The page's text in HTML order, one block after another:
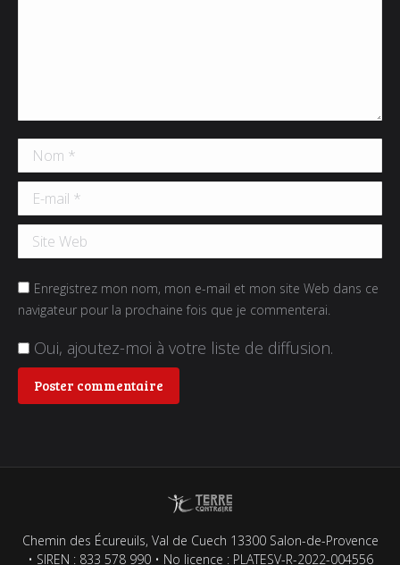
Nom *
E-mail *
Site Web
Enregistrez mon nom, mon e-mail et mon site Web dans ce
navigateur pour la prochaine fois que je commenterai.
Oui, ajoutez-moi à votre liste de diffusion.
Poster commentaire
Chemin des Écureuils, Val de Cuech 13300 Salon-de-Provence
• SIREN : 833 578 990 • No licence : PLATESV-R-2022-004556